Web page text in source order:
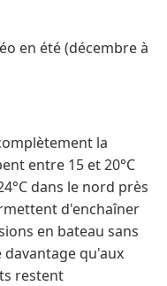
en été (décembre à
la
entre 15 et 20°C
dans le nord près
d'enchaîner
en bateau sans
davantage qu'aux
restent